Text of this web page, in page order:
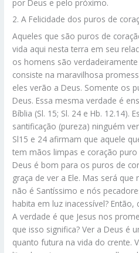
por Deus e pelo próximo.
2. A Felicidade dos puros de
Aqueles que são puros de
vida aqui nesta terra em seu
os homens são
consiste na maravilhosa
eles verão a Deus. Somente os
Deus. Essa mesma verdade é
Bíblia (Sl. 15; Sl. 24 e Hb. 12.14).
santificação (pureza) ninguém
Sl15 e 24 afirmam que aquele
tem mãos limpas e coração
Deus é bom para os puros de
graça de ver a Ele. Mas será
não é Santíssimo e nós
habita em luz inacessível?
A verdade é que Jesus nos
que isso significa? Ver a Deus é
quanto futura na vida do crente.